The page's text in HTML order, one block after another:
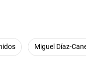
Miguel Díaz-